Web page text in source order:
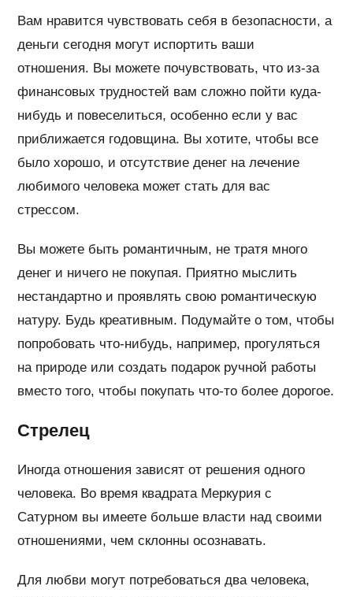
Вам нравится чувствовать себя в безопасности, а
деньги сегодня могут испортить ваши
отношения. Вы можете почувствовать, что из-за
финансовых трудностей вам сложно пойти куда-
нибудь и повеселиться, особенно если у вас
приближается годовщина. Вы хотите, чтобы все
было хорошо, и отсутствие денег на лечение
любимого человека может стать для вас
стрессом.
Вы можете быть романтичным, не тратя много
денег и ничего не покупая. Приятно мыслить
нестандартно и проявлять свою романтическую
натуру. Будь креативным. Подумайте о том, чтобы
попробовать что-нибудь, например, прогуляться
на природе или создать подарок ручной работы
вместо того, чтобы покупать что-то более дорогое.
Стрелец
Иногда отношения зависят от решения одного
человека. Во время квадрата Меркурия с
Сатурном вы имеете больше власти над своими
отношениями, чем склонны осознавать.
Для любви могут потребоваться два человека,